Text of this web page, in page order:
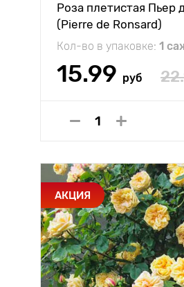
Роза плетистая Пьер
(Pierre de Ronsard)
Кол-во в упаковке: 1
15.99 руб
АКЦИЯ